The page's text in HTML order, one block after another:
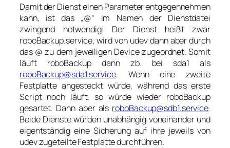
Damit der Dienst einen Parameter entgegennehmen
kann, ist das „@“ im Namen der Dienstdatei
zwingend notwendig! Der Dienst heißt zwar
roboBackup.service, wird von udev dann aber durch
das @ zu dem jeweiligen Device zugeordnet. Somit
läuft roboBackup dann zb. bei sda1 als
roboBackup@sda1.service. Wenn eine zweite
Festplatte angesteckt würde, während das erste
Script noch läuft, so würde wieder roboBackup
gesartet. Dann aber als roboBackup@sdb1.service.
Beide Dienste würden unabhängig voneinander und
eigentständig eine Sicherung auf ihre jeweils von
udev zugeteilte Festplatte durchführen.